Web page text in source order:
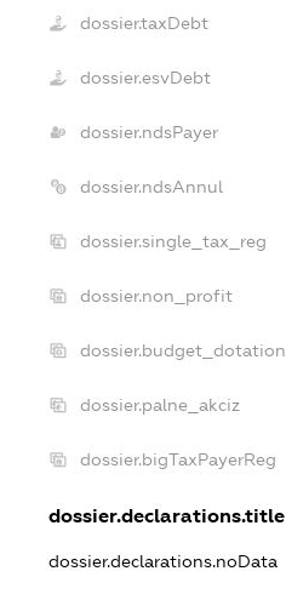
dossier.taxDebt
dossier.esvDebt
dossier.ndsPayer
dossier.ndsAnnul
dossier.single_tax_reg
dossier.non_profit
dossier.budget_dotation
dossier.palne_akciz
dossier.bigTaxPayerReg
dossier.declarations.title
dossier.declarations.noData